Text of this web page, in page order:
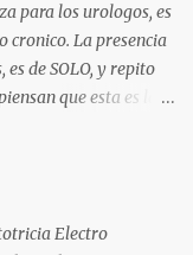
(pubertad
de la madre, o
asociado
aquel pene que se
en un ...
para los urologos, es
cronico. La presencia
de SOLO, y repito
que esta es la
Infecciosa
normalmente
Electro